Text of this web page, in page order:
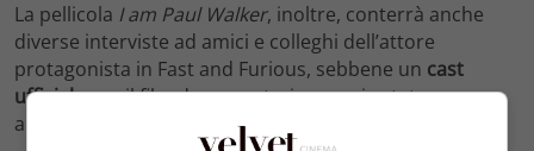
La pellicola I am Paul Walker, inoltre, conterrà anche
diverse interviste ad amici e colleghi dell’attore
protagonista in Fast and Furious, sebbene un cast
ufficialeper il film documentario non sia stato ancora
annunciato ufficialmente dalla produzione.